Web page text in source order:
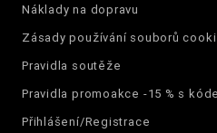
Náklady na dopravu
Zásady používání souborů
Pravidla soutěže
Pravidla promoakce -15 % s
Přihlášení/Registrace